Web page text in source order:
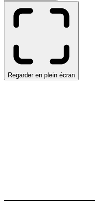
Regarder en plein écran